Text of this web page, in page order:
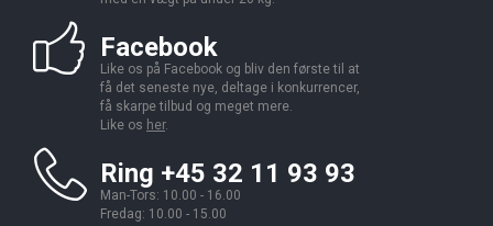
Facebook
Like os på Facebook og bliv den første til at
få det seneste nye, deltage i konkurrencer,
få skarpe tilbud og meget mere.
Like os her.
Ring +45 32 11 93 93
Man-Tors: 10.00 - 16.00
Fredag: 10.00 - 15.00